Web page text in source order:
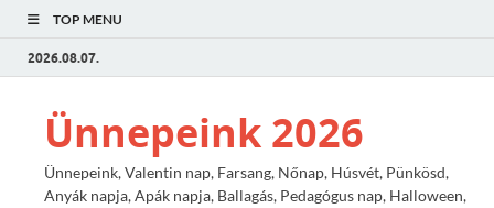
TOP MENU
2026.08.07.
Ünnepeink 2026
Ünnepeink, Valentin nap, Farsang, Nőnap, Húsvét, Pünkösd,
Anyák napja, Apák napja, Ballagás, Pedagógus nap, Halloween,